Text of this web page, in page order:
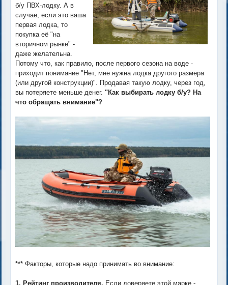
б/у ПВХ-лодку. А в
случае, если это ваша
первая лодка, то
покупка её "на
вторичном рынке" -
даже желательна.
Потому что, как правило, после первого сезона на воде -
приходит понимание "Нет, мне нужна лодка другого размера
(или другой конструкции)". Продавая такую лодку, через год,
вы потеряете меньше денег."Как выбирать лодку б/у? На
что обращать внимание"?
*** Факторы, которые надо принимать во внимание:
1. Рейтинг производителя. Если доверяете этой марке -